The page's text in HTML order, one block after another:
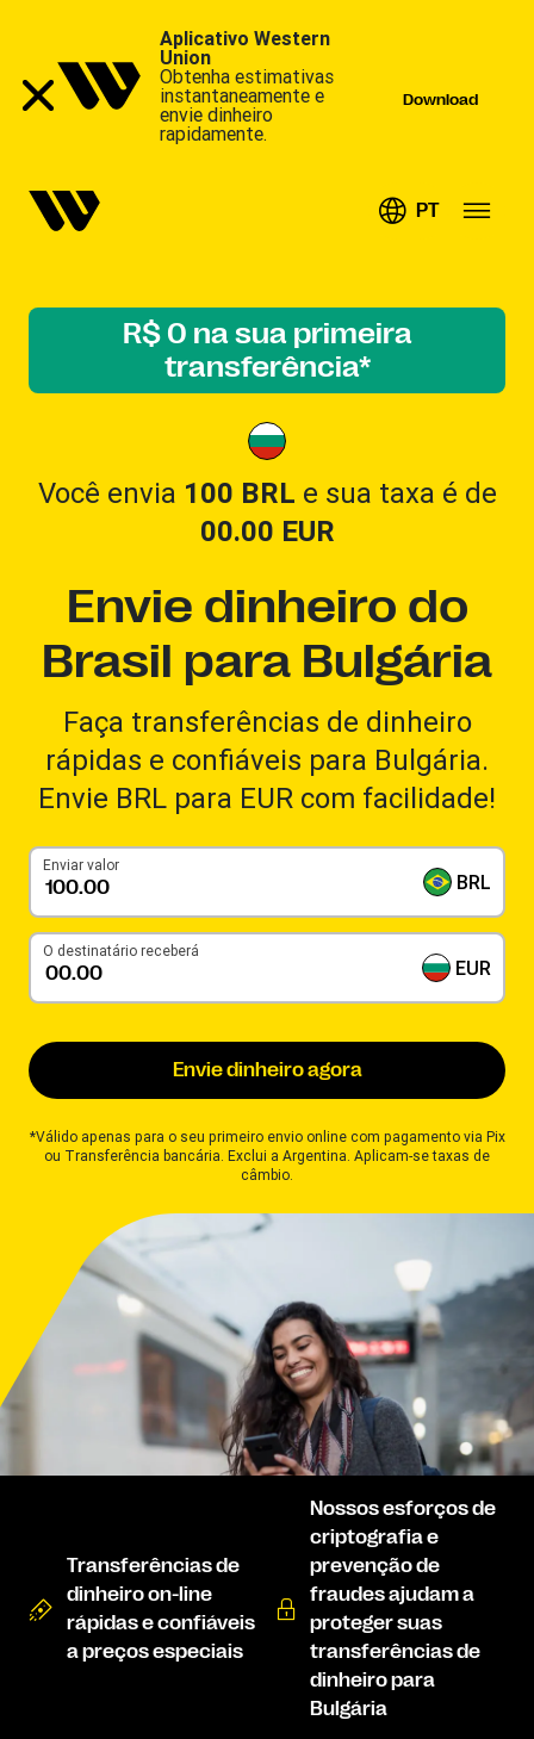
Aplicativo Western
Union
Obtenha estimativas
instantaneamente e
envie dinheiro
rapidamente.
Download
PT
R$ 0 na sua primeira
transferência*
Você envia 100 BRL e sua taxa é de
00.00 EUR
Envie dinheiro do
Brasil para Bulgária
Faça transferências de dinheiro
rápidas e confiáveis para Bulgária.
Envie BRL para EUR com facilidade!
Enviar valor
BRL
O destinatário receberá
EUR
Envie dinheiro agora
*Válido apenas para o seu primeiro envio online com pagamento via Pix
ou Transferência bancária. Exclui a Argentina. Aplicam-se taxas de
câmbio.
Transferências de
dinheiro on-line
rápidas e confiáveis
a preços especiais
Nossos esforços de
criptografia e
prevenção de
fraudes ajudam a
proteger suas
transferências de
dinheiro para
Bulgária